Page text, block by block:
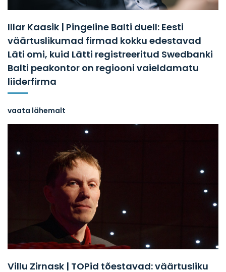
Illar Kaasik | Pingeline Balti duell: Eesti
väärtuslikumad firmad kokku edestavad
Läti omi, kuid Lätti registreeritud Swedbanki
Balti peakontor on regiooni vaieldamatu
liiderfirma
vaata lähemalt
Villu Zirnask | TOPid tõestavad: väärtusliku